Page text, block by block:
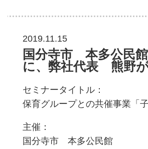
2019.11.15
国分寺市 本多公民
に、弊社代表 熊野
セミナータイトル：
保育グループとの共催事業「
主催：
国分寺市 本多公民館